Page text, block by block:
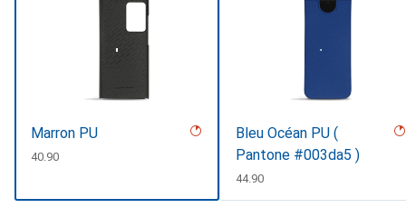
Marron PU
CHF
40.90
Bleu Océan PU (
Pantone #003da5 )
CHF
44.90